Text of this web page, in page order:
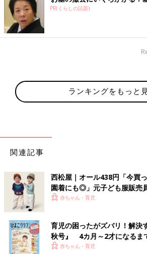
出典：Instagramアカウント「yamamo_131」
組みやすいんだそうです♪
安かわアイテムで兄妹リンクが叶
柄Tシャツ
PR(くらしの話題)
ランキングをもっと
関連記事
西松屋｜オール438円「今買
園着にも◎」元子ども服販売
Tシャツ5選
赤ちゃん・育児
育児の困ったがズバリ！解決
秋号』 4カ月～2才になるま
いっぱい！
赤ちゃん・育児